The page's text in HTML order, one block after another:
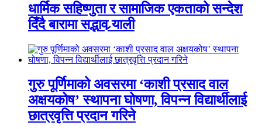
धार्मिक सहिष्णुता र सामाजिक एकताको सन्देश
दिँदै बारामा सद्भाव र्‍याली
गुरु पूर्णिमाको अवसरमा ‘काशी प्रसाद वाल
अक्षयकोष’ स्थापना घोषणा, विपन्न विद्यार्थीलाई
छात्रवृत्ति प्रदान गरिने